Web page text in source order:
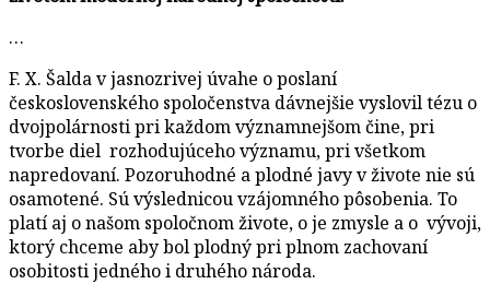
…
F. X. Šalda v jasnozrivej úvahe o poslaní
československého spoločenstva dávnejšie vyslovil tézu o
dvojpolárnosti pri každom významnejšom čine, pri
tvorbe diel rozhodujúceho významu, pri všetkom
napredovaní. Pozoruhodné a plodné javy v živote nie sú
osamotené. Sú výslednicou vzájomného pôsobenia. To
platí aj o našom spoločnom živote, o je zmysle a o vývoji,
ktorý chceme aby bol plodný pri plnom zachovaní
osobitosti jedného i druhého národa.